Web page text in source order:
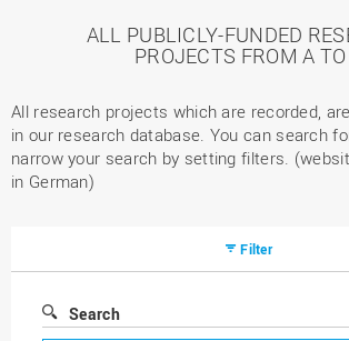
ALL PUBLICLY-FUNDED
PROJECTS FROM A
All research projects which are recorded,
in our research database. You can search
narrow your search by setting filters.
in German)
Filter
Search